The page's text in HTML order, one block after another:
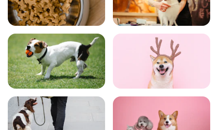
食事 お手入れ
トレーニング グッズ